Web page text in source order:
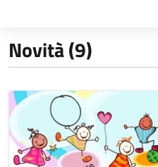
Novità (9)